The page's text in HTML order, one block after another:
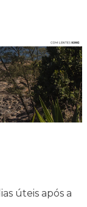
úteis após a